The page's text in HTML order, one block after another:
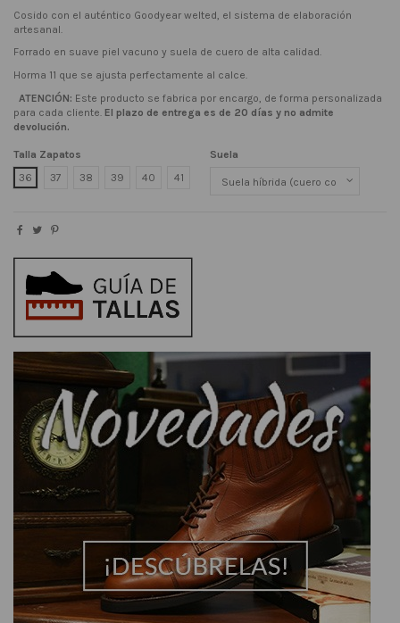
Cosido con el auténtico Goodyear welted, el sistema de elaboración
artesanal.
Forrado en suave piel vacuno y suela de cuero de alta calidad.
Horma 11 que se ajusta perfectamente al calce.
ATENCIÓN: Este producto se fabrica por encargo, de forma personalizada
para cada cliente. El plazo de entrega es de 20 días y no admite
devolución.
Talla Zapatos
36
37 38 39 40 41
Suela